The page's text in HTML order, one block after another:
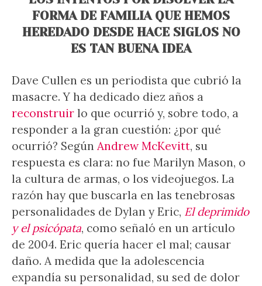
FORMA DE FAMILIA QUE HEMOS
HEREDADO DESDE HACE SIGLOS NO
ES TAN BUENA IDEA
Dave Cullen es un periodista que cubrió la
masacre. Y ha dedicado diez años a
reconstruir lo que ocurrió y, sobre todo, a
responder a la gran cuestión: ¿por qué
ocurrió? Según Andrew McKevitt, su
respuesta es clara: no fue Marilyn Mason, o
la cultura de armas, o los videojuegos. La
razón hay que buscarla en las tenebrosas
personalidades de Dylan y Eric, El deprimido
y el psicópata, como señaló en un artículo
de 2004. Eric quería hacer el mal; causar
daño. A medida que la adolescencia
expandía su personalidad, su sed de dolor